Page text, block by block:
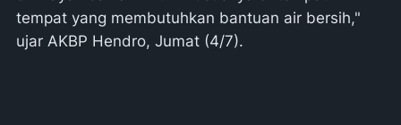
tempat yang membutuhkan bantuan air bersih,"
ujar AKBP Hendro, Jumat (4/7).